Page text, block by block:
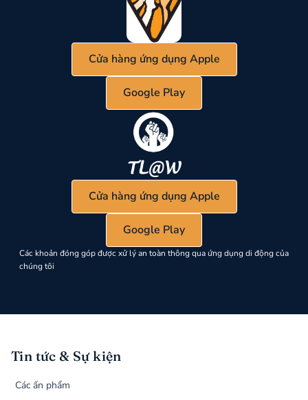
Cửa hàng ứng dụng Apple
Google Play
Cửa hàng ứng dụng Apple
Google Play
Các khoản đóng góp được xử lý an toàn thông qua ứng dụng di động của
chúng tôi
Tin tức & Sự kiện
Các ấn phẩm